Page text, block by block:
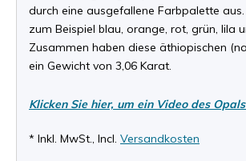
durch eine ausgefallene Farbpalette
zum Beispiel blau, orange, rot, grün, lila
Zusammen haben diese äthiopischen
ein Gewicht von 3,06 Karat.
Klicken Sie hier, um ein Video des
* Inkl. MwSt., Incl. Versandkosten